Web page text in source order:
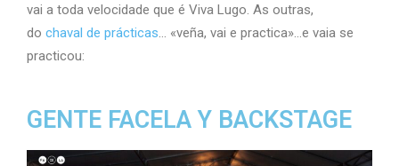
vai a toda velocidade que é Viva Lugo. As outras,
do chaval de prácticas… «veña, vai e practica»…e vaia se
practicou:
GENTE FACELA Y BACKSTAGE